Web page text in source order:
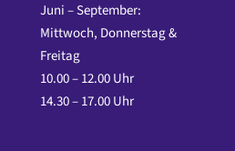
Juni – September:
Mittwoch, Donnerstag &
Freitag
10.00 – 12.00 Uhr
14.30 – 17.00 Uhr